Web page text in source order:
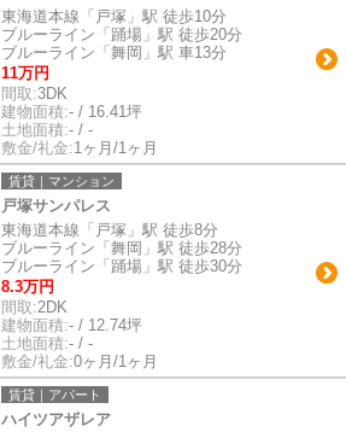
東海道本線「戸塚」駅 徒歩10分
ブルーライン「踊場」駅 徒歩20分
ブルーライン「舞岡」駅 車13分
11万円
間取:3DK
建物面積:- / 16.41坪
土地面積:- / -
敷金/礼金:1ヶ月/1ヶ月
賃貸｜マンション
戸塚サンパレス
東海道本線「戸塚」駅 徒歩8分
ブルーライン「舞岡」駅 徒歩28分
ブルーライン「踊場」駅 徒歩30分
8.3万円
間取:2DK
建物面積:- / 12.74坪
土地面積:- / -
敷金/礼金:0ヶ月/1ヶ月
賃貸｜アパート
ハイツアザレア